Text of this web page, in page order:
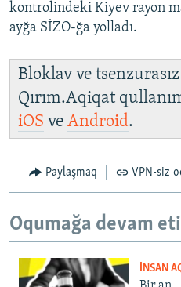
kontrolindeki Kiyev rayon
ayğa SİZO-ğa yolladı.
Bloklav ve
Qırım.Aqiqat
iOS ve Android.
Paylaşmaq VPN-siz
Oqumağa devam
İNSAN